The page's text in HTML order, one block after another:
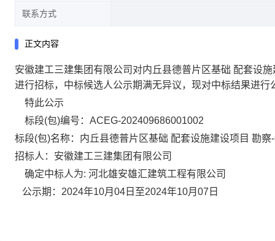
联系方式
正文内容
安徽建工三建集团有限公司对内丘县德普片区基础 配套设
进行招标，中标候选人公示期满无异议，现对中标结果进行
特此公示
标段(包)编号： ACEG-202409686001002
标段(包)名称：内丘县德普片区基础 配套设施建设项目 勘察-
招标人：安徽建工三建集团有限公司
确定中标人为: 河北雄安雄汇建筑工程有限公司
公示期： 2024年10月 04 日至2024年10月 07 日